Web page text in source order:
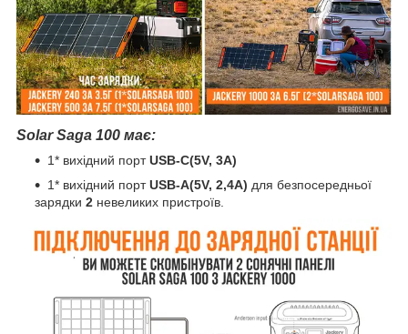
Solar Saga 100 має:
1* вихідний портUSB-C(5V, 3A)
1* вихідний портUSB-A(5V, 2,4A) для безпосередньої
зарядки 2 невеликих пристроїв.